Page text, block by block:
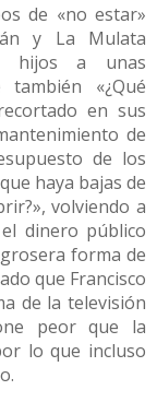
de «no estar»
y La Mulata
hijos a unas
también «¿Qué
en sus
de
de los
haya bajas de
volviendo a
dinero público
forma de
que Francisco
de la televisión
peor que la
lo que incluso